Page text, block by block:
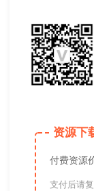
资源下
付费资源
支付后请